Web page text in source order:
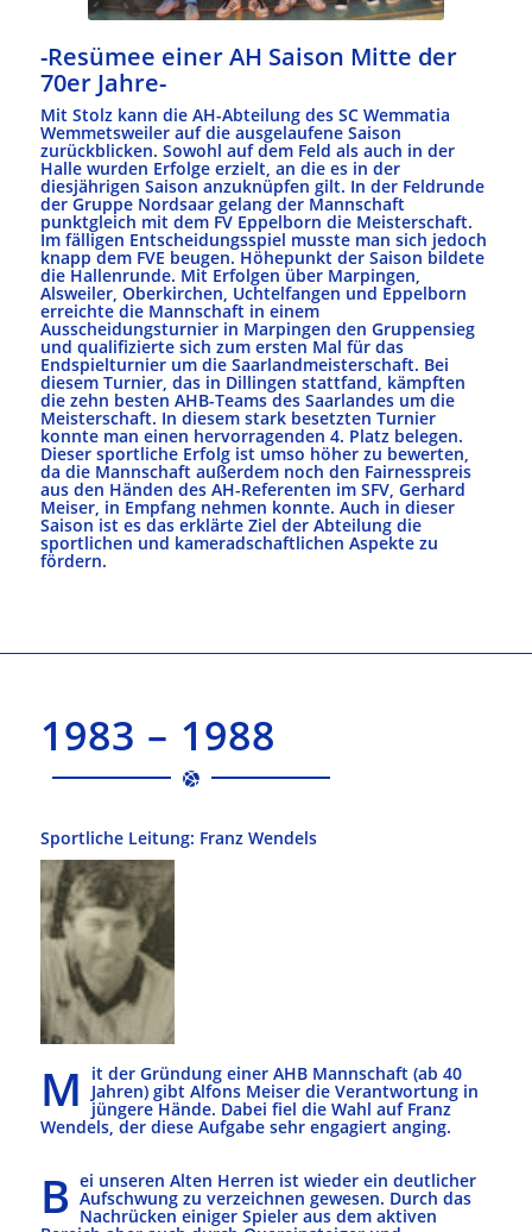
-Resümee einer AH Saison Mitte der
70er Jahre-
Mit Stolz kann die AH-Abteilung des SC Wemmatia
Wemmetsweiler auf die ausgelaufene Saison
zurückblicken. Sowohl auf dem Feld als auch in der
Halle wurden Erfolge erzielt, an die es in der
diesjährigen Saison anzuknüpfen gilt. In der Feldrunde
der Gruppe Nordsaar gelang der Mannschaft
punktgleich mit dem FV Eppelborn die Meisterschaft.
Im fälligen Entscheidungsspiel musste man sich jedoch
knapp dem FVE beugen. Höhepunkt der Saison bildete
die Hallenrunde. Mit Erfolgen über Marpingen,
Alsweiler, Oberkirchen, Uchtelfangen und Eppelborn
erreichte die Mannschaft in einem
Ausscheidungsturnier in Marpingen den Gruppensieg
und qualifizierte sich zum ersten Mal für das
Endspielturnier um die Saarlandmeisterschaft. Bei
diesem Turnier, das in Dillingen stattfand, kämpften
die zehn besten AHB-Teams des Saarlandes um die
Meisterschaft. In diesem stark besetzten Turnier
konnte man einen hervorragenden 4. Platz belegen.
Dieser sportliche Erfolg ist umso höher zu bewerten,
da die Mannschaft außerdem noch den Fairnesspreis
aus den Händen des AH-Referenten im SFV, Gerhard
Meiser, in Empfang nehmen konnte. Auch in dieser
Saison ist es das erklärte Ziel der Abteilung die
sportlichen und kameradschaftlichen Aspekte zu
fördern.
1983 – 1988
Sportliche Leitung: Franz Wendels
M it der Gründung einer AHB Mannschaft (ab 40
Jahren) gibt Alfons Meiser die Verantwortung in
jüngere Hände. Dabei fiel die Wahl auf Franz
Wendels, der diese Aufgabe sehr engagiert anging.
B ei unseren Alten Herren ist wieder ein deutlicher
Aufschwung zu verzeichnen gewesen. Durch das
Nachrücken einiger Spieler aus dem aktiven